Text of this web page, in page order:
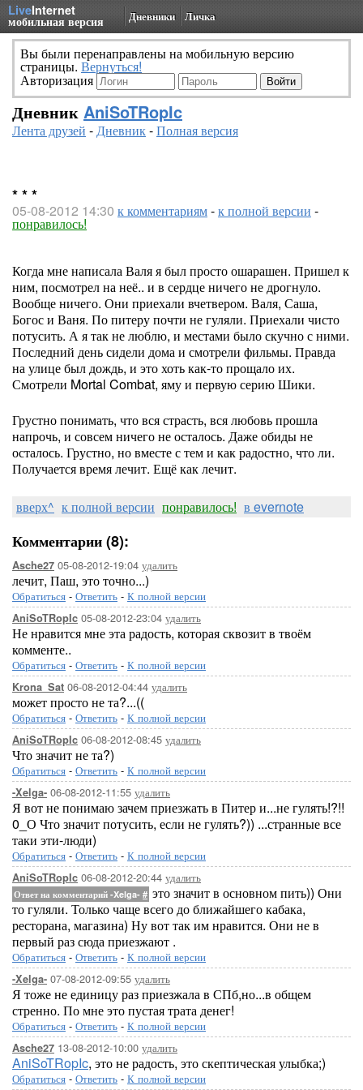
LiveInternet
мобильная версия Дневники Личка
Вы были перенаправлены на мобильную версию
страницы. Вернуться!
Авторизация
Дневник AniSoTRopIc
Лента друзей -Дневник-Полная версия
* * *
05-08-2012 14:30 к комментариям-к полной версии -
понравилось!
Когда мне написала Валя я был просто ошарашен. Пришел к
ним, посмотрел на неё.. и в сердце ничего не дрогнуло.
Вообще ничего. Они приехали вчетвером. Валя, Саша,
Богос и Ваня. По питеру почти не гуляли. Приехали чисто
потусить. А я так не люблю, и местами было скучно с ними.
Последний день сидели дома и смотрели фильмы. Правда
на улице был дождь, и это хоть как-то прощало их.
Смотрели Mortal Combat, яму и первую серию Шики.
Грустно понимать, что вся страсть, вся любовь прошла
напрочь, и совсем ничего не осталось. Даже обиды не
осталось. Грустно, но вместе с тем и как радостно, что ли.
Получается время лечит. Ещё как лечит.
вверх^ к полной версии понравилось! в evernote
Комментарии (8):
Asche27 05-08-2012-19:04 удалить
лечит, Паш, это точно...)
Обратиться - Ответить - К полной версии
AniSoTRopIc 05-08-2012-23:04 удалить
Не нравится мне эта радость, которая сквозит в твоём
комменте..
Обратиться - Ответить - К полной версии
Krona_Sat 06-08-2012-04:44 удалить
может просто не та?...((
Обратиться - Ответить - К полной версии
AniSoTRopIc 06-08-2012-08:45 удалить
Что значит не та?)
Обратиться - Ответить - К полной версии
-Xelga- 06-08-2012-11:55 удалить
Я вот не понимаю зачем приезжать в Питер и...не гулять!?!!
0_О Что значит потусить, если не гулять?)) ...странные все
таки эти-люди)
Обратиться - Ответить - К полной версии
AniSoTRopIc 06-08-2012-20:44 удалить
Ответ на комментарий -Xelga- # это значит в основном пить)) Они
то гуляли. Только чаще всего до ближайшего кабака,
ресторана, магазина) Ну вот так им нравится. Они не в
первый раз сюда приезжают .
Обратиться - Ответить - К полной версии
-Xelga- 07-08-2012-09:55 удалить
Я тоже не единицу раз приезжала в СПб,но...в общем
стренно. По мне это пустая трата денег!
Обратиться - Ответить - К полной версии
Asche27 13-08-2012-10:00 удалить
AniSoTRopIc, это не радость, это скептическая улыбка;)
Обратиться - Ответить - К полной версии